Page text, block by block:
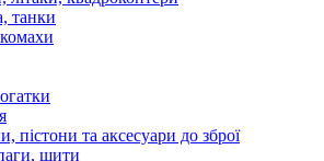
танки
пістони та аксесуари до зброї
щити